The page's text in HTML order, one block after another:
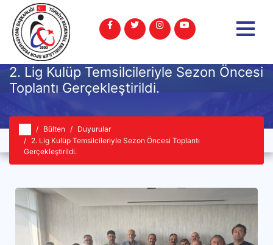
2. Lig Kulüp Temsilcileriyle Sezon Öncesi
Toplantı Gerçekleştirildi.
Bülten
Duyurular
2. Lig Kulüp Temsilcileriyle Sezon Öncesi Toplantı
Gerçekleştirildi.